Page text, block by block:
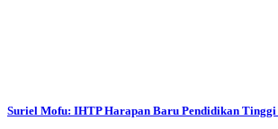
Suriel Mofu: IHTP Harapan Baru Pendidikan Tinggi